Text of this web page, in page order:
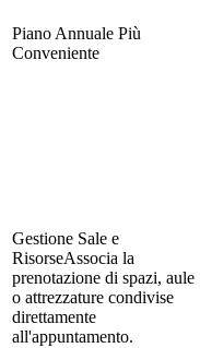
Piano Annuale Più
Conveniente
Gestione Sale e
RisorseAssocia la
prenotazione di spazi, aule
o attrezzature condivise
direttamente
all'appuntamento.